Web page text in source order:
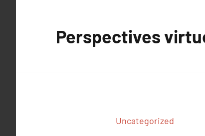
Perspectives
Uncategorized